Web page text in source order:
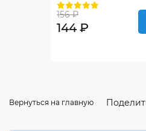
156 ₽
144 ₽
Вернуться на главную